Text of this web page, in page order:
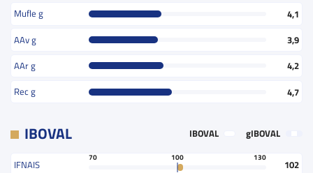
Mufle g
4,1
AAv g
3,9
AAr g
4,2
Rec g
4,7
IBOVAL IBOVAL gIBOVAL
IFNAIS
70 100 130
102